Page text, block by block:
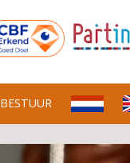
BESTUUR